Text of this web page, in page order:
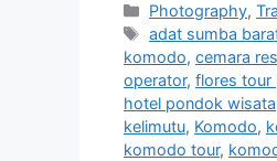
Photography,
adat sumba
komodo, cemara
operator, flores tour
hotel pondok wisata
kelimutu, Komodo,
komodo tour,